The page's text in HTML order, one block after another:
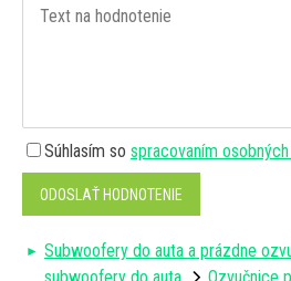
Súhlasím so spracovaním osobných
ODOSLAŤ HODNOTENIE
Subwoofery do auta a prázdne